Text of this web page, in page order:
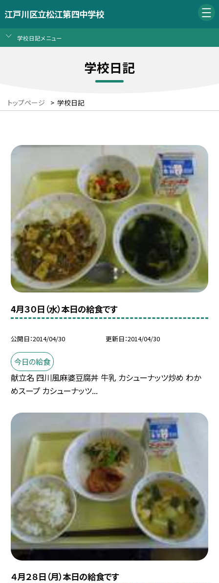
江戸川区立松江第四中学校
学校日記メニュー
学校日記
トップページ > 学校日記
4月３０日（水）本日の給食です
公開日 2014/04/30 更新日 2014/04/30
今日の給食
献立名 四川風麻婆豆腐丼 牛乳 カシューナッツ炒め わか
めスープ カシューナッツ...
４月２８日（月）本日の給食です